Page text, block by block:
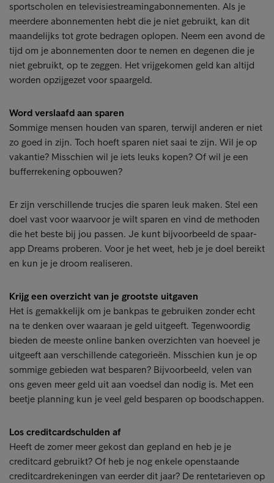
sportscholen en televisiestreamingabonnementen. Als je
meerdere abonnementen hebt die je niet gebruikt, kan dit
maandelijks tot grote bedragen oplopen. Neem een avond de
tijd om je abonnementen door te nemen en degenen die je
niet gebruikt, op te zeggen. Het vrijgekomen geld kan altijd
worden opzijgezet voor spaargeld.
Word verslaafd aan sparen
Sommige mensen houden van sparen, terwijl anderen er niet
zo goed in zijn. Toch hoeft sparen niet saai te zijn. Wil je op
vakantie? Misschien wil je iets leuks kopen? Of wil je een
bufferrekening opbouwen?
Er zijn verschillende trucjes die sparen leuk maken. Stel een
doel vast voor waarvoor je wilt sparen en vind de methoden
die het beste bij jou passen. Je kunt bijvoorbeeld de spaar-
app Dreams proberen. Voor je het weet, heb je je doel bereikt
en kun je je droom realiseren.
Krijg een overzicht van je grootste uitgaven
Het is gemakkelijk om je bankpas te gebruiken zonder echt
na te denken over waaraan je geld uitgeeft. Tegenwoordig
bieden de meeste online banken overzichten van hoeveel je
uitgeeft aan verschillende categorieën. Misschien kun je op
sommige gebieden wat besparen? Bijvoorbeeld, velen van
ons geven meer geld uit aan voedsel dan nodig is. Met een
beetje planning kun je veel geld besparen op boodschappen.
Los creditcardschulden af
Heeft de zomer meer gekost dan gepland en heb je je
creditcard gebruikt? Of heb je nog enkele openstaande
creditcardrekeningen van eerder dit jaar? De rentetarieven op